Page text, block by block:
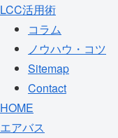
LCC活用術
コラム
ノウハウ・コツ
Sitemap
Contact
HOME
エアバス